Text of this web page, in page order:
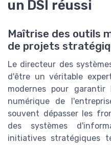
un DSI réussi
Maîtrise des outils
de projets
Le directeur des
d'être un véritable
modernes pour
numérique de
souvent dépasser les
des systèmes
initiatives stratégiques